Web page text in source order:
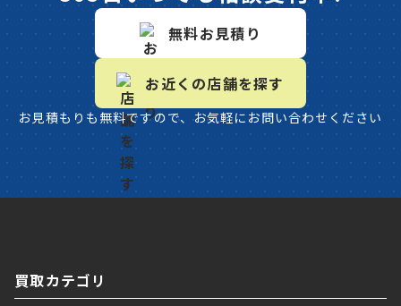
無料お見積り
お近くの店舗を探す
お見積もりも無料ですので、お気軽にお問い合わせください
買取カテゴリ